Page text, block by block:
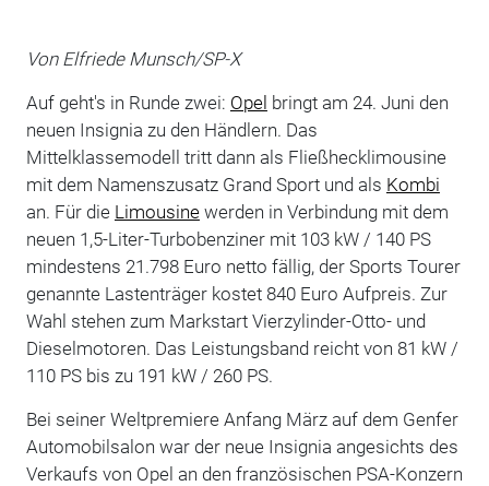
Von Elfriede Munsch/SP-X
Auf geht's in Runde zwei: Opel bringt am 24. Juni den
neuen Insignia zu den Händlern. Das
Mittelklassemodell tritt dann als Fließhecklimousine
mit dem Namenszusatz Grand Sport und als Kombi
an. Für die Limousinewerden in Verbindung mit dem
neuen 1,5-Liter-Turbobenziner mit 103 kW / 140 PS
mindestens 21.798 Euro netto fällig, der Sports Tourer
genannte Lastenträger kostet 840 Euro Aufpreis. Zur
Wahl stehen zum Markstart Vierzylinder-Otto- und
Dieselmotoren. Das Leistungsband reicht von 81 kW /
110 PS bis zu 191 kW / 260 PS.
Bei seiner Weltpremiere Anfang März auf dem Genfer
Automobilsalon war der neue Insignia angesichts des
Verkaufs von Opel an den französischen PSA-Konzern